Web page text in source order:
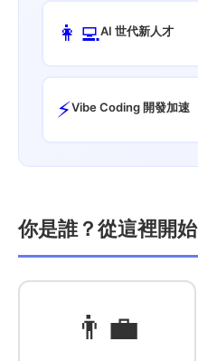
👩‍💻AI 世代新人才
⚡Vibe Coding 開發加速
你是誰？從這裡開始
👨‍💼